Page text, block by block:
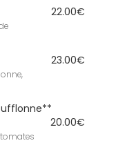
22.00€
23.00€
20.00€